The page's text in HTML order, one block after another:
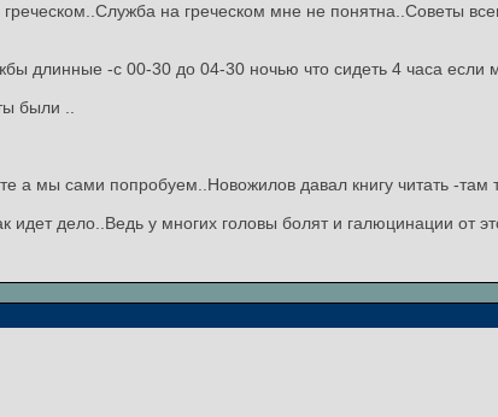
на греческом мне не понятна..Советы
длинные -с 00-30 до 04-30 ночью что сидеть 4 часа если
были ..
а мы сами попробуем..Новожилов давал книгу читать -там
идет дело..Ведь у многих головы болят и галюцинации от